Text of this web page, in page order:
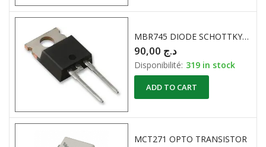
MBR745 DIODE SCHOTTKY 45V 7.5A
د.ج
Disponibilité: 319 in stock
ADD TO CART
MCT271 OPTO TRANSISTOR